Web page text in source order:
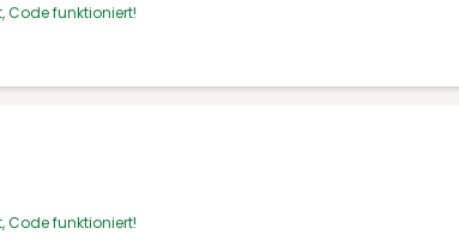
Code funktioniert!
Code funktioniert!